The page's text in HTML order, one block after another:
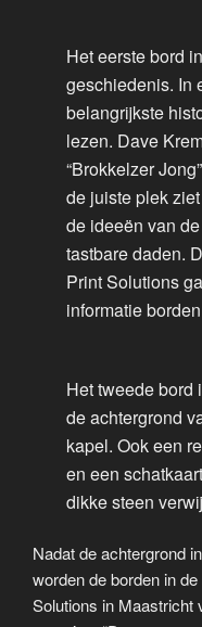
Het eerste bord
geschiedenis. In
belangrijkste
lezen. Dave
“Brokkelzer
de juiste plek
de ideeën van
tastbare daden.
Print Solutions
informatie
Het tweede bord
de achtergrond
kapel. Ook een
en een
dikke steen
Nadat de achtergrond
worden de borden in
Solutions in Maastricht